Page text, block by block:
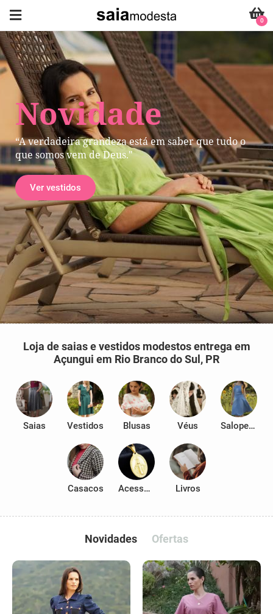
Novidade
“A verdadeira grandeza está em saber que tudo o
que somos vem de Deus."
Ver vestidos
0
Loja de saias e vestidos modestos entrega em
Açungui em Rio Branco do Sul, PR
Saias Vestidos Blusas Véus Salopetes
Casacos Acessórios Livros
Novidades Ofertas